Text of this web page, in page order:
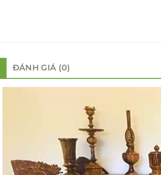
ĐÁNH GIÁ (0)